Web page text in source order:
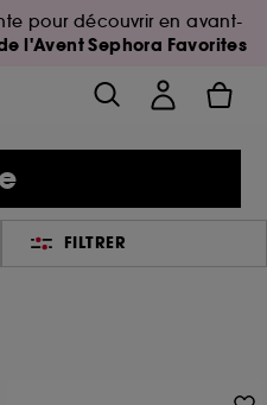
pour découvrir en avant-
l'Avent Sephora Favorites
FILTRER